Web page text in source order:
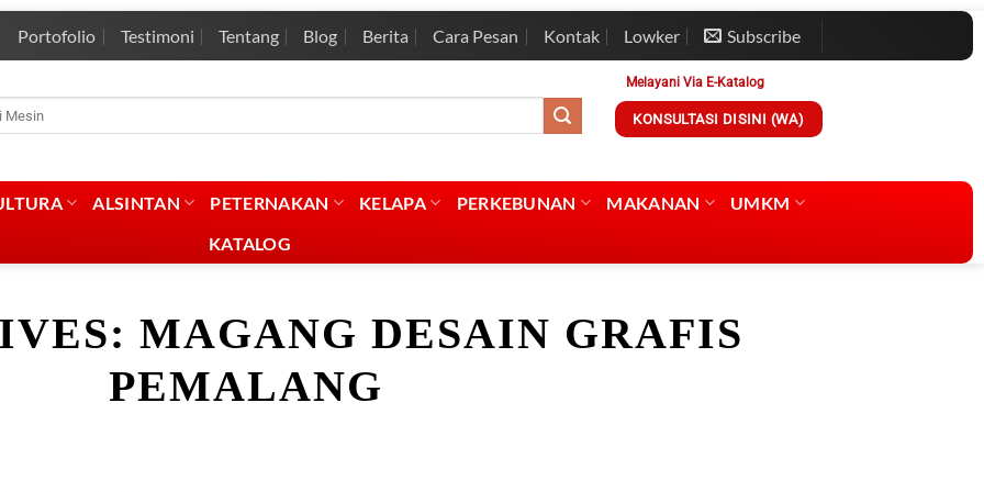
Portofolio Testimoni Tentang Blog Berita Cara Pesan Kontak Lowker Subscribe
Melayani Via E-Katalog
KONSULTASI DISINI (WA)
ALSINTAN PETERNAKAN KELAPA PERKEBUNAN MAKANAN
UMKM
KATALOG
MAGANG DESAIN GRAFIS
PEMALANG